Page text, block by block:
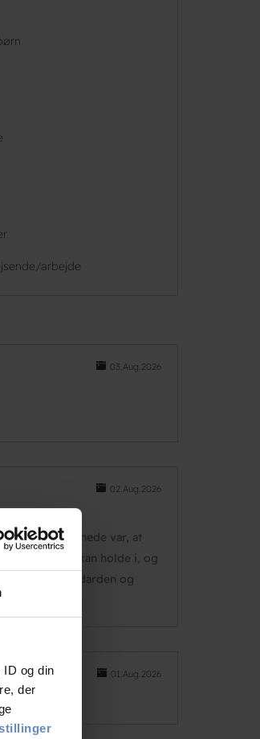
og din
der
arbejde
03.Aug.2026
02.Aug.2026
ting vi savnede var, at
væggen man kan holde i, og
højne standarden og
01.Aug.2026